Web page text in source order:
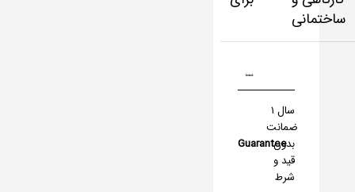
ساختمانی
brand:
Guarantee
۱ سال
ضمانت
بدون
قید و
شرط